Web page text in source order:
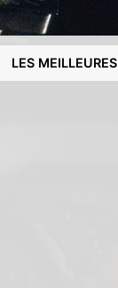
LES MEILLEURES